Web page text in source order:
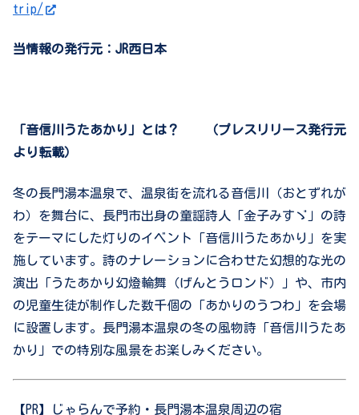
trip/
当情報の発行元：JR西日本
「音信川うたあかり」とは？ （プレスリリース発行元
より転載）
冬の長門湯本温泉で、温泉街を流れる音信川（おとずれが
わ）を舞台に、長門市出身の童謡詩人「金子みすゞ」の詩
をテーマにした灯りのイベント「音信川うたあかり」を実
施しています。詩のナレーションに合わせた幻想的な光の
演出「うたあかり幻燈輪舞（げんとうロンド）」や、市内
の児童生徒が制作した数千個の「あかりのうつわ」を会場
に設置します。長門湯本温泉の冬の風物詩「音信川うたあ
かり」での特別な風景をお楽しみください。
【PR】じゃらんで予約・長門湯本温泉周辺の宿